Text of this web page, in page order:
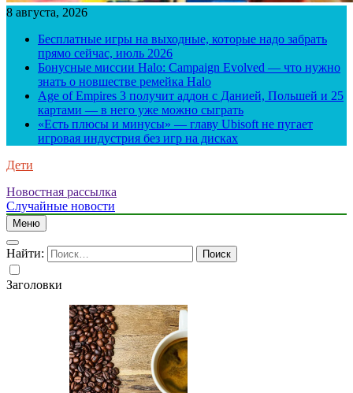
8 августа, 2026
Бесплатные игры на выходные, которые надо забрать
прямо сейчас, июль 2026
Бонусные миссии Halo: Campaign Evolved — что нужно
знать о новшестве ремейка Halo
Age of Empires 3 получит аддон с Данией, Польшей и 25
картами — в него уже можно сыграть
«Есть плюсы и минусы» — главу Ubisoft не пугает
игровая индустрия без игр на дисках
Дети
Новостная рассылка
Случайные новости
Меню
Найти:
Заголовки